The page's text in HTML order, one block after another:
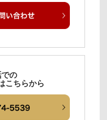
の
こちらから